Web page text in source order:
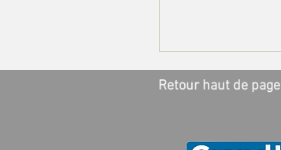
Retour haut de page